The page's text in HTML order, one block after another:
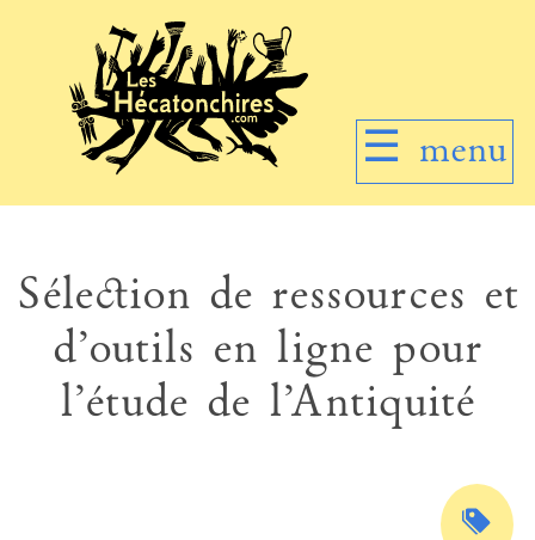
☰ menu
Sélection de ressources et
d’outils en ligne pour
l’étude de l’Antiquité